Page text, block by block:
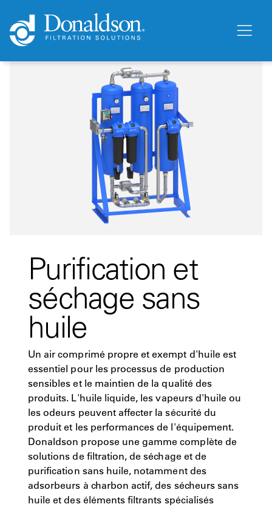
Purification et
séchage sans
huile
Un air comprimé propre et exempt d'huile est
essentiel pour les processus de production
sensibles et le maintien de la qualité des
produits. L'huile liquide, les vapeurs d'huile ou
les odeurs peuvent affecter la sécurité du
produit et les performances de l'équipement.
Donaldson propose une gamme complète de
solutions de filtration, de séchage et de
purification sans huile, notamment des
adsorbeurs à charbon actif, des sécheurs sans
huile et des éléments filtrants spécialisés